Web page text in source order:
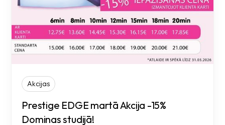
Akcijas
Prestige EDGE martā Akcija -15%
Dominas studijā!